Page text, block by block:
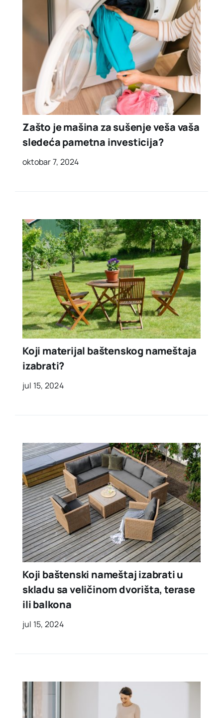
Zašto je mašina za sušenje veša vaša
sledeća pametna investicija?
oktobar 7, 2024
Koji materijal baštenskog nameštaja
izabrati?
jul 15, 2024
Koji baštenski nameštaj izabrati u
skladu sa veličinom dvorišta, terase
ili balkona
jul 15, 2024